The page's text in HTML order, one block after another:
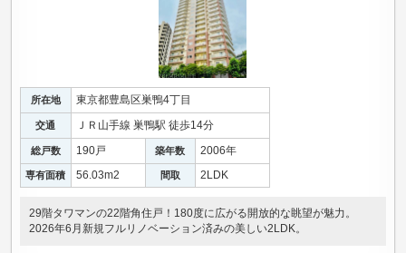
所在地 東京都豊島区巣鴨4丁目
交通 ＪＲ山手線 巣鴨駅 徒歩14分
総戸数 190戸 築年数 2006年
専有面積 56.03m2 間取 2LDK
29階タワマンの22階角住戸！180度に広がる開放的な眺望が魅力。
2026年6月新規フルリノベーション済みの美しい2LDK。